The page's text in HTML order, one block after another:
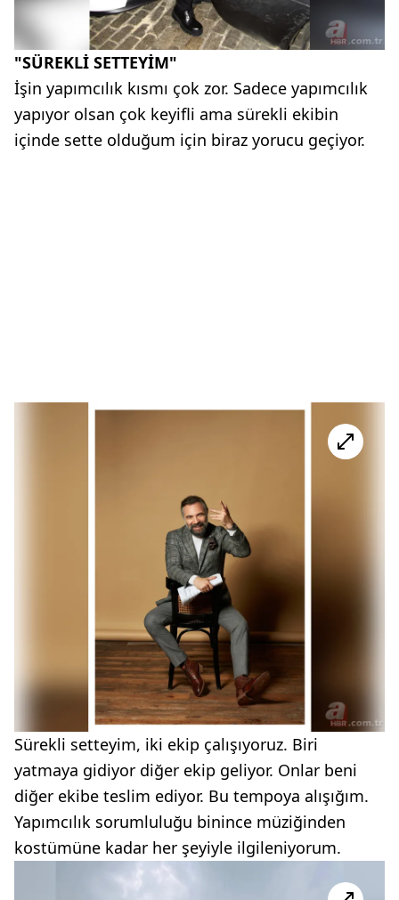
"SÜREKLİ SETTEYİM"
İşin yapımcılık kısmı çok zor. Sadece yapımcılık
yapıyor olsan çok keyifli ama sürekli ekibin
içinde sette olduğum için biraz yorucu geçiyor.
Sürekli setteyim, iki ekip çalışıyoruz. Biri
yatmaya gidiyor diğer ekip geliyor. Onlar beni
diğer ekibe teslim ediyor. Bu tempoya alışığım.
Yapımcılık sorumluluğu binince müziğinden
kostümüne kadar her şeyiyle ilgileniyorum.